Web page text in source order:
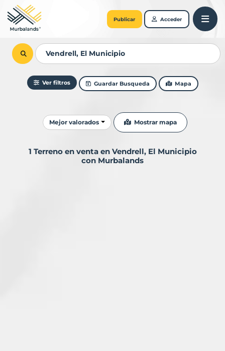
Publicar Acceder
Ver filtros Guardar Busqueda Mapa
Ordenar resultados
Mejor valorados Mostrar mapa
1 Terreno en venta en Vendrell, El Municipio
con Murbalands